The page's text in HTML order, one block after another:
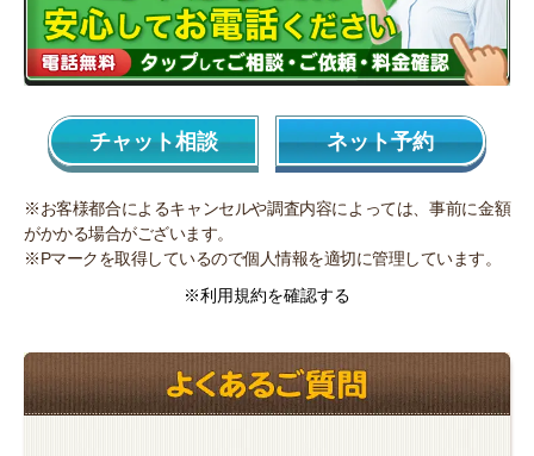
チャット相談 ネット予約
※お客様都合によるキャンセルや調査内容によっては、事前に金額
がかかる場合がございます。
※Pマークを取得しているので個人情報を適切に管理しています。
※利用規約を確認する